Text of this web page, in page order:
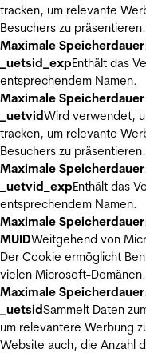
tracken, um relevante
Besuchers zu präsentieren.
Maximale Speicherdauer
_uetsid_expEnthält das
entsprechendem Namen.
Maximale Speicherdauer
_uetvidWird verwendet,
tracken, um relevante
Besuchers zu präsentieren.
Maximale Speicherdauer
_uetvid_expEnthält das
entsprechendem Namen.
Maximale Speicherdauer
MUIDWeitgehend von
Der Cookie ermöglicht
vielen Microsoft-Domänen.
Maximale Speicherdauer
_uetsidSammelt Daten
um relevantere Werbung
Website auch, die Anzahl